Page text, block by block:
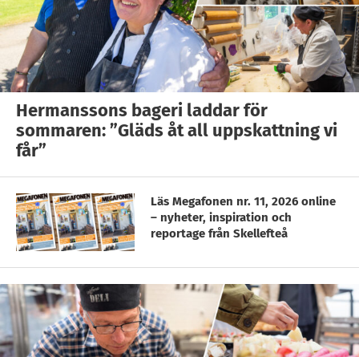
Hermanssons bageri laddar för
sommaren: ”Gläds åt all uppskattning vi
får”
Läs Megafonen nr. 11, 2026 online
– nyheter, inspiration och
reportage från Skellefteå